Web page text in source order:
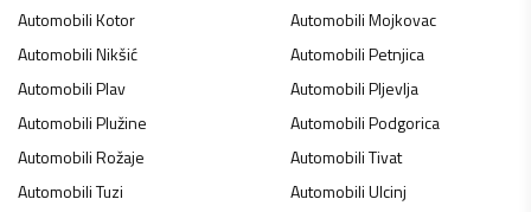
AutomobiliKotor AutomobiliMojkovac
AutomobiliNikšić AutomobiliPetnjica
AutomobiliPlav AutomobiliPljevlja
AutomobiliPlužine AutomobiliPodgorica
AutomobiliRožaje AutomobiliTivat
AutomobiliTuzi AutomobiliUlcinj